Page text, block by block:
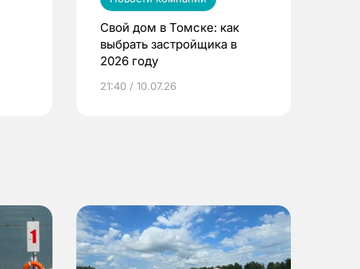
Свой дом в Томске: как
выбрать застройщика в
2026 году
21:40 / 10.07.26